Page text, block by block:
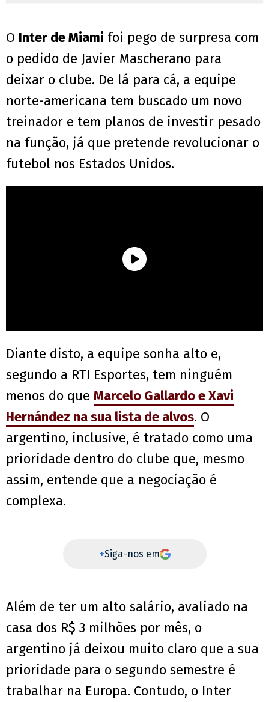
O Inter de Miami foi pego de surpresa com
o pedido de Javier Mascherano para
deixar o clube. De lá para cá, a equipe
norte-americana tem buscado um novo
treinador e tem planos de investir pesado
na função, já que pretende revolucionar o
futebol nos Estados Unidos.
Diante disto, a equipe sonha alto e,
segundo a RTI Esportes, tem ninguém
menos do que Marcelo Gallardo e Xavi
Hernández na sua lista de alvos. O
argentino, inclusive, é tratado como uma
prioridade dentro do clube que, mesmo
assim, entende que a negociação é
complexa.
+Siga-nos em
Além de ter um alto salário, avaliado na
casa dos R$ 3 milhões por mês, o
argentino já deixou muito claro que a sua
prioridade para o segundo semestre é
trabalhar na Europa. Contudo, o Inter